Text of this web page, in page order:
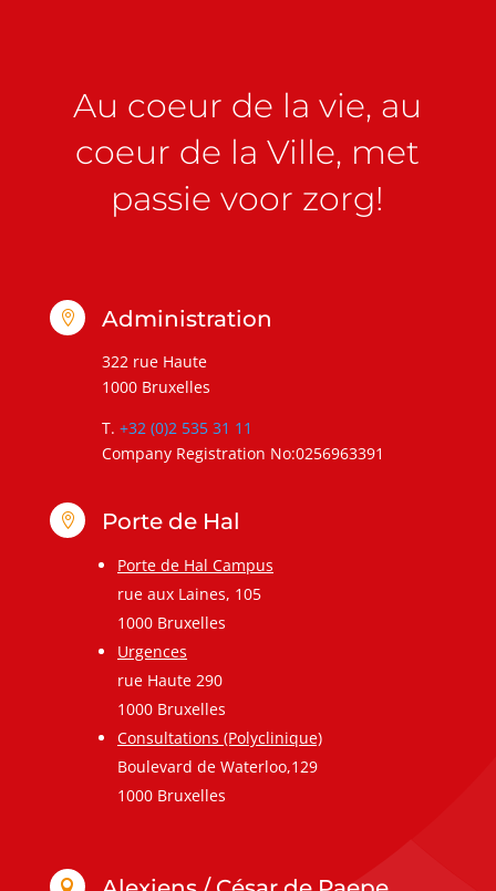
Au coeur de la vie, au
coeur de la Ville, met
passie voor zorg!
 Administration
322 rue Haute
1000 Bruxelles
T. +32 (0)2 535 31 11
Company Registration No:0256963391
 Porte de Hal
Porte de Hal Campus
rue aux Laines, 105
1000 Bruxelles
Urgences
rue Haute 290
1000 Bruxelles
Consultations (Polyclinique)
Boulevard de Waterloo,129
1000 Bruxelles
